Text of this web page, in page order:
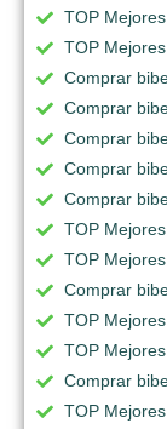
TOP
TOP
Comprar
Comprar
Comprar
Comprar
Comprar
TOP
TOP
Comprar
TOP
TOP
Comprar
TOP